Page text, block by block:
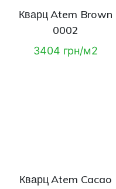
Кварц Atem Brown
0002
3404 грн/м2
Кварц Atem Cacao